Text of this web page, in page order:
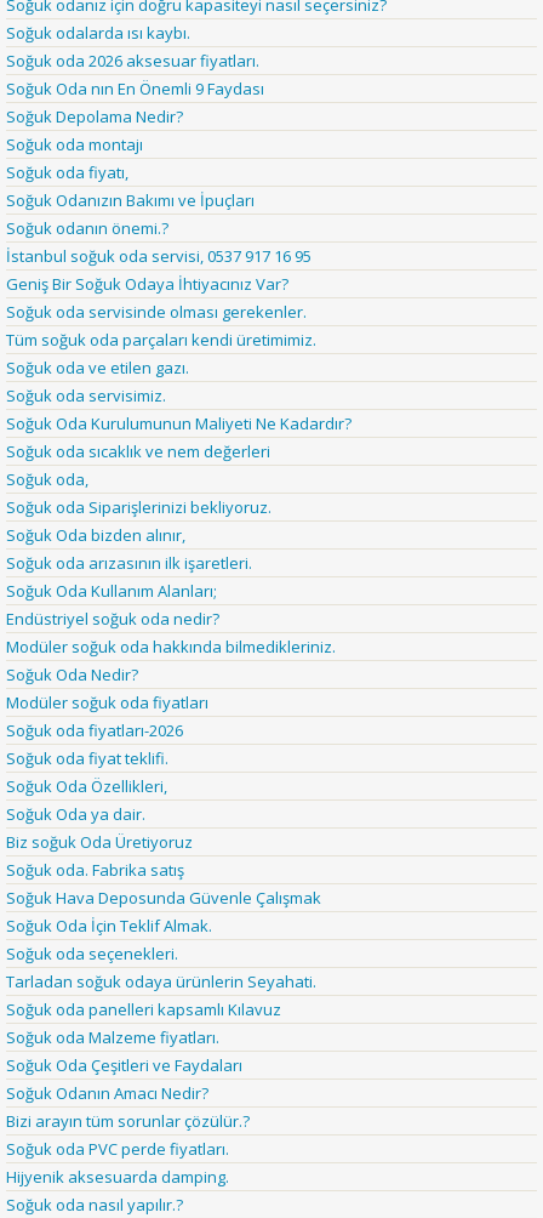
Soğuk odanız için doğru kapasiteyi nasıl seçersiniz?
Soğuk odalarda ısı kaybı.
Soğuk oda 2026 aksesuar fiyatları.
Soğuk Oda nın En Önemli 9 Faydası
Soğuk Depolama Nedir?
Soğuk oda montajı
Soğuk oda fiyatı,
Soğuk Odanızın Bakımı ve İpuçları
Soğuk odanın önemi.?
İstanbul soğuk oda servisi, 0537 917 16 95
Geniş Bir Soğuk Odaya İhtiyacınız Var?
Soğuk oda servisinde olması gerekenler.
Tüm soğuk oda parçaları kendi üretimimiz.
Soğuk oda ve etilen gazı.
Soğuk oda servisimiz.
Soğuk Oda Kurulumunun Maliyeti Ne Kadardır?
Soğuk oda sıcaklık ve nem değerleri
Soğuk oda,
Soğuk oda Siparişlerinizi bekliyoruz.
Soğuk Oda bizden alınır,
Soğuk oda arızasının ilk işaretleri.
Soğuk Oda Kullanım Alanları;
Endüstriyel soğuk oda nedir?
Modüler soğuk oda hakkında bilmedikleriniz.
Soğuk Oda Nedir?
Modüler soğuk oda fiyatları
Soğuk oda fiyatları-2026
Soğuk oda fiyat teklifi.
Soğuk Oda Özellikleri,
Soğuk Oda ya dair.
Biz soğuk Oda Üretiyoruz
Soğuk oda. Fabrika satış
Soğuk Hava Deposunda Güvenle Çalışmak
Soğuk Oda İçin Teklif Almak.
Soğuk oda seçenekleri.
Tarladan soğuk odaya ürünlerin Seyahati.
Soğuk oda panelleri kapsamlı Kılavuz
Soğuk oda Malzeme fiyatları.
Soğuk Oda Çeşitleri ve Faydaları
Soğuk Odanın Amacı Nedir?
Bizi arayın tüm sorunlar çözülür.?
Soğuk oda PVC perde fiyatları.
Hijyenik aksesuarda damping.
Soğuk oda nasıl yapılır.?